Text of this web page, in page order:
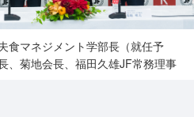
食マネジメント学部長（就任予
、菊地会長、福田久雄JF常務理事